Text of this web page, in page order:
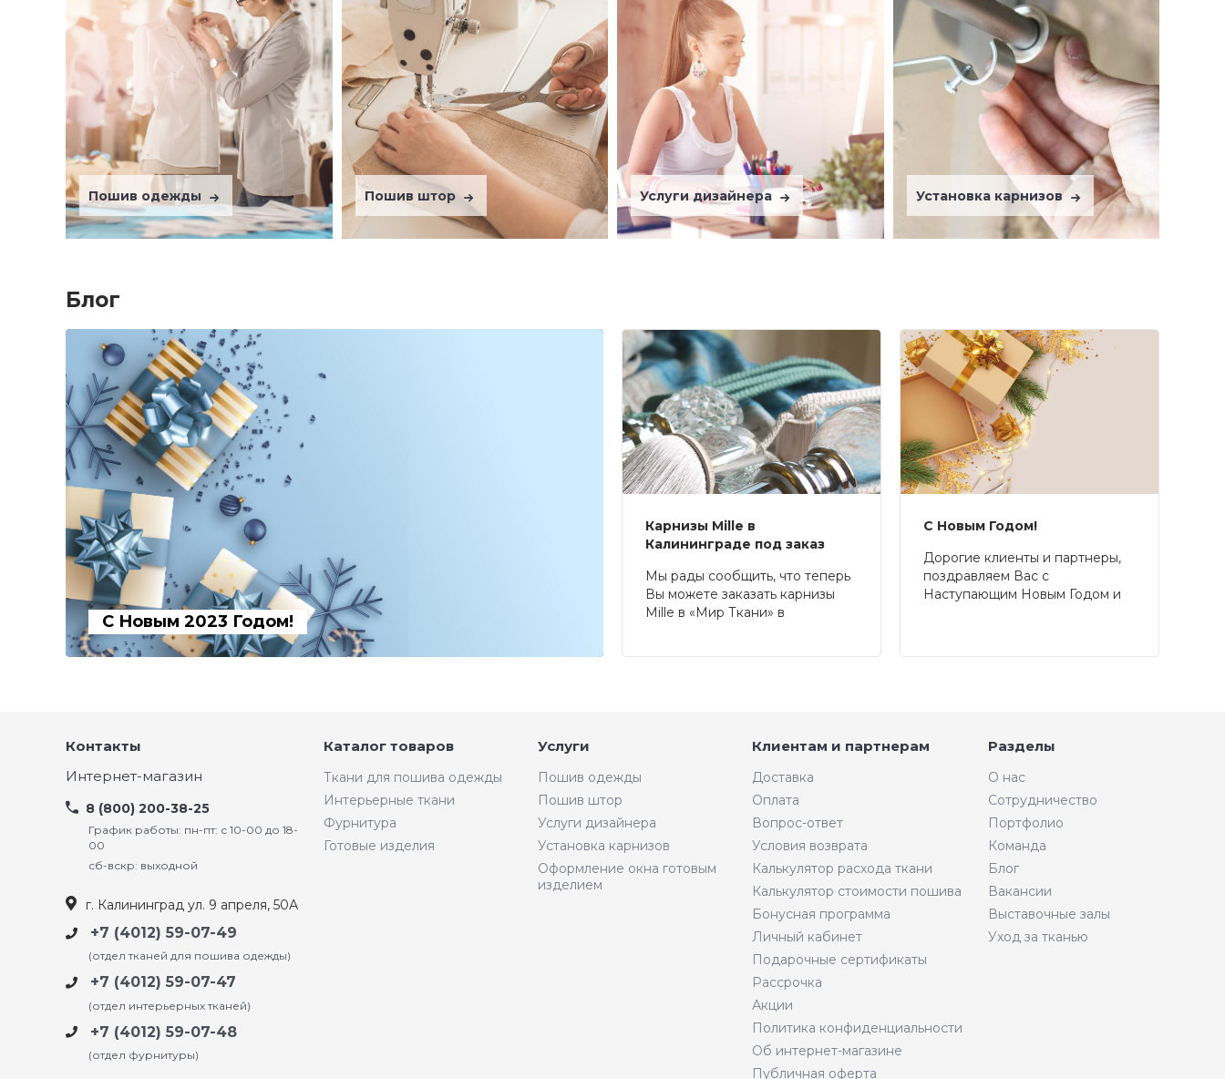
Пошив одежды Пошив штор Услуги дизайнера Установка карнизов
Блог
С Новым 2023 Годом!
Карнизы Mille в
Калининграде под заказ
Мы рады сообщить, что теперь
Вы можете заказать карнизы
Mille в «Мир Ткани» в
С Новым Годом!
Дорогие клиенты и партнеры,
поздравляем Вас с
Наступающим Новым Годом и
Контакты
Интернет-магазин
8 (800) 200-38-25
График работы: пн-пт: с 10-00 до 18-
00
сб-вскр: выходной
г. Калининград ул. 9 апреля, 50А
+7 (4012) 59-07-49
(отдел тканей для пошива одежды)
+7 (4012) 59-07-47
(отдел интерьерных тканей)
+7 (4012) 59-07-48
(отдел фурнитуры)
Каталог товаров
Ткани для пошива одежды
Интерьерные ткани
Фурнитура
Готовые изделия
Услуги
Пошив одежды
Пошив штор
Услуги дизайнера
Установка карнизов
Оформление окна готовым
изделием
Клиентам и партнерам
Доставка
Оплата
Вопрос-ответ
Условия возврата
Калькулятор расхода ткани
Калькулятор стоимости пошива
Бонусная программа
Личный кабинет
Подарочные сертификаты
Рассрочка
Акции
Политика конфиденциальности
Об интернет-магазине
Публичная оферта
Разделы
О нас
Сотрудничество
Портфолио
Команда
Блог
Вакансии
Выставочные залы
Уход за тканью